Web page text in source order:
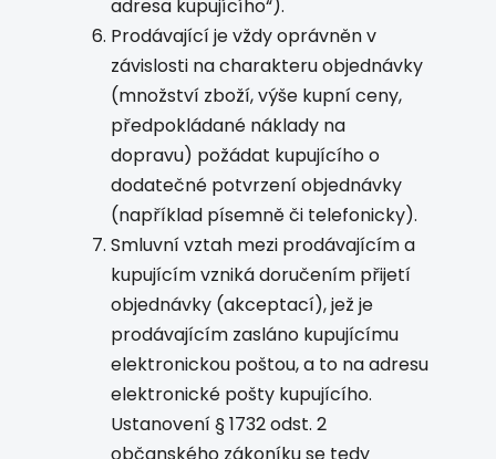
adresa kupujícího“).
Prodávající je vždy oprávněn v
závislosti na charakteru objednávky
(množství zboží, výše kupní ceny,
předpokládané náklady na
dopravu) požádat kupujícího o
dodatečné potvrzení objednávky
(například písemně či telefonicky).
Smluvní vztah mezi prodávajícím a
kupujícím vzniká doručením přijetí
objednávky (akceptací), jež je
prodávajícím zasláno kupujícímu
elektronickou poštou, a to na adresu
elektronické pošty kupujícího.
Ustanovení § 1732 odst. 2